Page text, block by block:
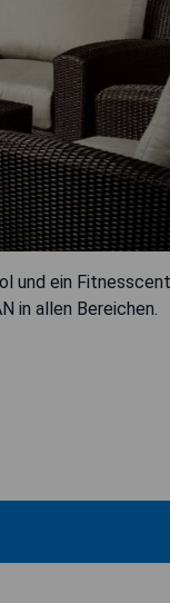
und ein
in allen Bereichen.